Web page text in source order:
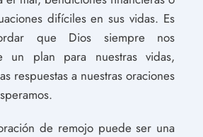
difíciles en sus vidas. Es
que Dios siempre nos
un plan para nuestras vidas,
respuestas a nuestras oraciones
de remojo puede ser una